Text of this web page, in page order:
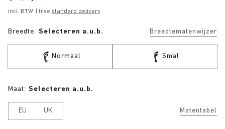
incl. BTW | free standard delivery
Breedte: Selecteren a.u.b. Breedtematenwijzer
Normaal Smal
Matentabel
Maat: Selecteren a.u.b.
EU UK